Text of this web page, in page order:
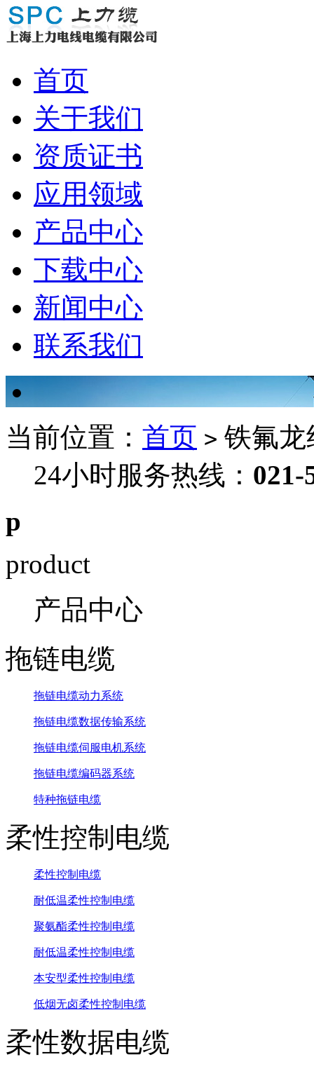
首页
关于我们
资质证书
应用领域
产品中心
下载中心
新闻中心
联系我们
当前位置： 首页 > 铁氟龙
24小时服务热线： 021-
p
product
产品中心
拖链电缆
拖链电缆动力系统
拖链电缆数据传输系统
拖链电缆伺服电机系统
拖链电缆编码器系统
特种拖链电缆
柔性控制电缆
柔性控制电缆
耐低温柔性控制电缆
聚氨酯柔性控制电缆
耐低温柔性控制电缆
本安型柔性控制电缆
低烟无卤柔性控制电缆
柔性数据电缆